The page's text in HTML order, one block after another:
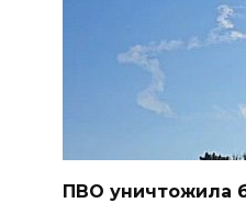
ПВО уничтожила